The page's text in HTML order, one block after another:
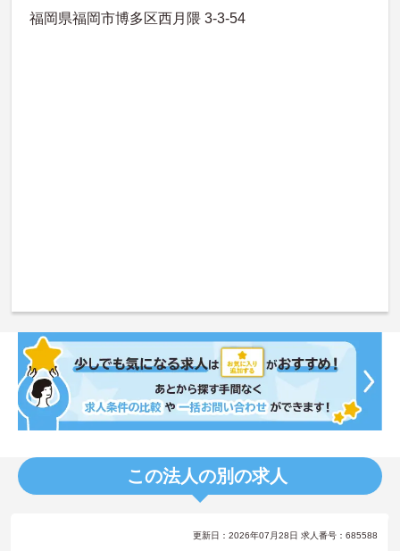
福岡県福岡市博多区西月隈 3-3-54
この法人の別の求人
更新日：2026年07月28日 求人番号：685588